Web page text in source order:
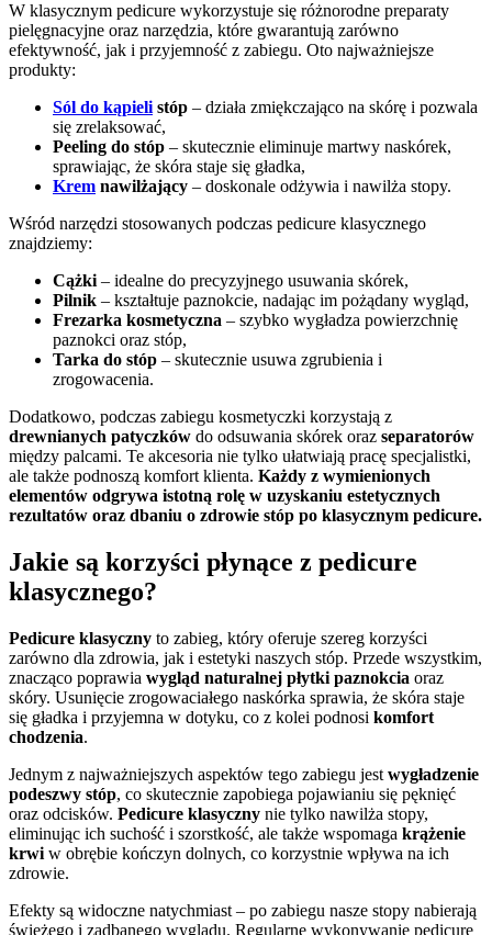
W klasycznym pedicure wykorzystuje się różnorodne preparaty
pielęgnacyjne oraz narzędzia, które gwarantują zarówno
efektywność, jak i przyjemność z zabiegu. Oto najważniejsze
produkty:
Sól do kąpieli stóp – działa zmiękczająco na skórę i pozwala
się zrelaksować,
Peeling do stóp – skutecznie eliminuje martwy naskórek,
sprawiając, że skóra staje się gładka,
Krem nawilżający – doskonale odżywia i nawilża stopy.
Wśród narzędzi stosowanych podczas pedicure klasycznego
znajdziemy:
Cążki – idealne do precyzyjnego usuwania skórek,
Pilnik – kształtuje paznokcie, nadając im pożądany wygląd,
Frezarka kosmetyczna – szybko wygładza powierzchnię
paznokci oraz stóp,
Tarka do stóp – skutecznie usuwa zgrubienia i
zrogowacenia.
Dodatkowo, podczas zabiegu kosmetyczki korzystają z
drewnianych patyczków do odsuwania skórek oraz separatorów
między palcami. Te akcesoria nie tylko ułatwiają pracę specjalistki,
ale także podnoszą komfort klienta. Każdy z wymienionych
elementów odgrywa istotną rolę w uzyskaniu estetycznych
rezultatów oraz dbaniu o zdrowie stóp po klasycznym pedicure.
Jakie są korzyści płynące z pedicure
klasycznego?
Pedicure klasyczny to zabieg, który oferuje szereg korzyści
zarówno dla zdrowia, jak i estetyki naszych stóp. Przede wszystkim,
znacząco poprawia wygląd naturalnej płytki paznokcia oraz
skóry. Usunięcie zrogowaciałego naskórka sprawia, że skóra staje
się gładka i przyjemna w dotyku, co z kolei podnosi komfort
chodzenia.
Jednym z najważniejszych aspektów tego zabiegu jest wygładzenie
podeszwy stóp, co skutecznie zapobiega pojawianiu się pęknięć
oraz odcisków. Pedicure klasyczny nie tylko nawilża stopy,
eliminując ich suchość i szorstkość, ale także wspomaga krążenie
krwi w obrębie kończyn dolnych, co korzystnie wpływa na ich
zdrowie.
Efekty są widoczne natychmiast – po zabiegu nasze stopy nabierają
świeżego i zadbanego wyglądu. Regularne wykonywanie pedicure